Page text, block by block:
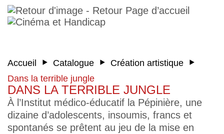
Accueil ‣ Catalogue ‣ Création artistique ‣
Dans la terrible jungle
DANS LA TERRIBLE JUNGLE
À l’Institut médico-éducatif la Pépinière, une
dizaine d’adolescents, insoumis, francs et
spontanés se prêtent au jeu de la mise en